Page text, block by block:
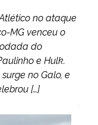
no ataque
MG venceu o
do
e Hulk.
no Galo, e
[…]